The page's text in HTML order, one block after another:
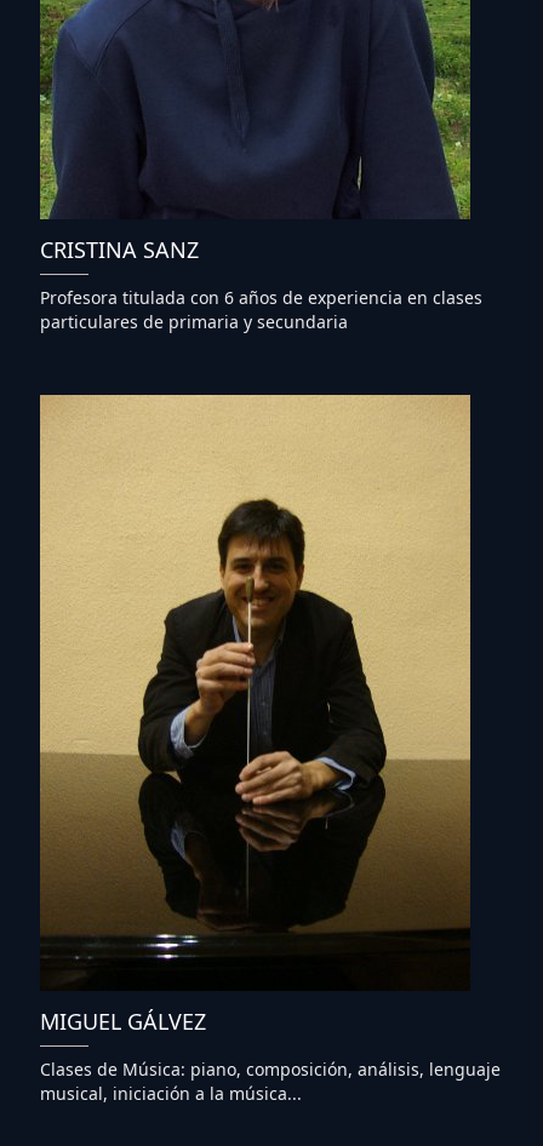
CRISTINA SANZ
Profesora titulada con 6 años de experiencia en clases
particulares de primaria y secundaria
MIGUEL GÁLVEZ
Clases de Música: piano, composición, análisis, lenguaje
musical, iniciación a la música...